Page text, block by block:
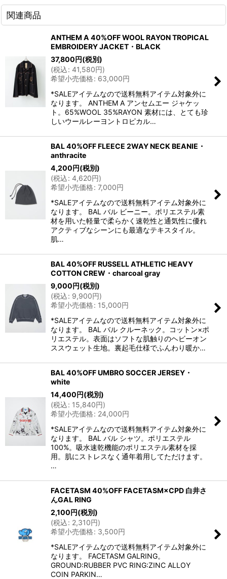
関連商品
ANTHEM A 40%OFF WOOL RAYON TROPICAL
EMBROIDERY JACKET・BLACK
37,800円(税別)
(税込: 41,580円)
希望小売価格: 63,000円
*SALEアイテムなので送料無料アイテム対象外に
なります。 ANTHEM A アンセムエー ジャケッ
ト。65%WOOL 35%RAYON 素材には、とても珍
しいウールレーヨントロピカル…
BAL 40%OFF FLEECE 2WAY NECK BEANIE・
anthracite
4,200円(税別)
(税込: 4,620円)
希望小売価格: 7,000円
*SALEアイテムなので送料無料アイテム対象外に
なります。 BAL バル ビーニー。ポリエステル素
材を用いた軽量で柔らかく速乾性と通気性に優れ
アクティブなシーンにも最適なテキスタイル。
肌…
BAL 40%OFF RUSSELL ATHLETIC HEAVY
COTTON CREW・charcoal gray
9,000円(税別)
(税込: 9,900円)
希望小売価格: 15,000円
*SALEアイテムなので送料無料アイテム対象外に
なります。 BAL バル クルーネック。コットン×ポ
リエステル。表面はソフトな肌触りのヘビーオン
ススウェット生地。裏起毛仕様でふんわり暖か…
BAL 40%OFF UMBRO SOCCER JERSEY・
white
14,400円(税別)
(税込: 15,840円)
希望小売価格: 24,000円
*SALEアイテムなので送料無料アイテム対象外に
なります。 BAL バル シャツ。ポリエステル
100%。吸水速乾機能のポリエステル素材を採
用。肌にストレスなく通年着用してただけます。
…
FACETASM 40%OFF FACETASM×CPD 白井さ
んGAL RING
2,100円(税別)
(税込: 2,310円)
希望小売価格: 3,500円
*SALEアイテムなので送料無料アイテム対象外に
なります。 FACETASM GALRING。
GROUND:RUBBER PVC RING:ZINC ALLOY
COIN PARKIN…